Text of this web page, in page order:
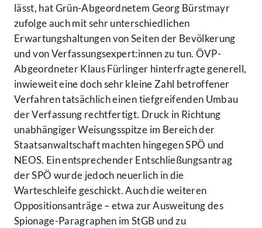
lässt, hat Grün-Abgeordnetem Georg Bürstmayr
zufolge auch mit sehr unterschiedlichen
Erwartungshaltungen von Seiten der Bevölkerung
und von Verfassungsexpert:innen zu tun. ÖVP-
Abgeordneter Klaus Fürlinger hinterfragte generell,
inwieweit eine doch sehr kleine Zahl betroffener
Verfahren tatsächlich einen tiefgreifenden Umbau
der Verfassung rechtfertigt. Druck in Richtung
unabhängiger Weisungsspitze im Bereich der
Staatsanwaltschaft machten hingegen SPÖ und
NEOS. Ein entsprechender Entschließungsantrag
der SPÖ wurde jedoch neuerlich in die
Warteschleife geschickt. Auch die weiteren
Oppositionsanträge – etwa zur Ausweitung des
Spionage-Paragraphen im StGB und zu